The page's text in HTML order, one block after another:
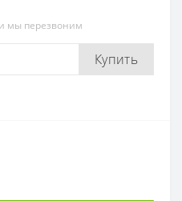
мы перезвоним
Купить